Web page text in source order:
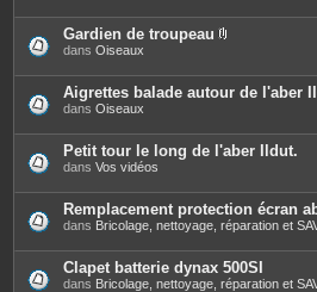
Gardien de troupeau
è
c
j
o
i
t
e
s
dans Oiseaux
Aigrettes balade autour de l'aber
dans Oiseaux
Petit tour le long de l'aber Ildut.
dans Vos vidéos
Remplacement protection écran
dans Bricolage, nettoyage, réparation et
Clapet batterie dynax 500SI
dans Bricolage, nettoyage, réparation et